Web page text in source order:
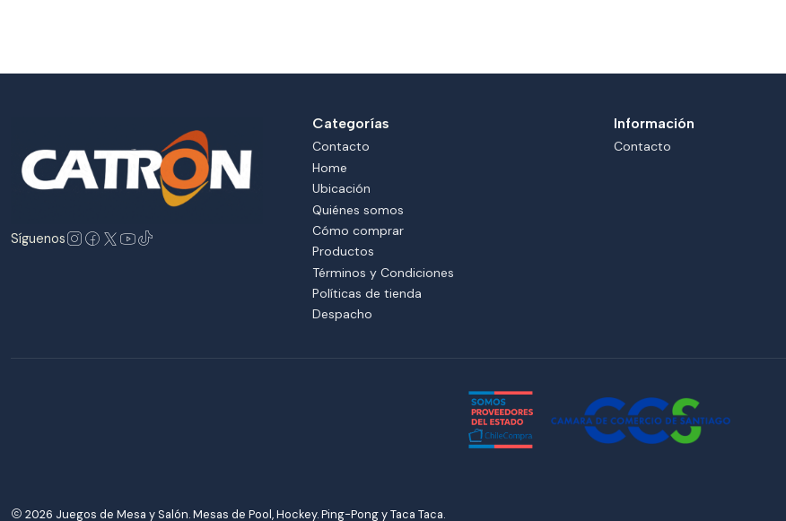
Síguenos
Categorías
Contacto
Home
Ubicación
Quiénes somos
Cómo comprar
Productos
Términos y Condiciones
Políticas de tienda
Despacho
Información
Contacto
2026 Juegos de Mesa y Salón. Mesas de Pool, Hockey. Ping-Pong y Taca Taca.